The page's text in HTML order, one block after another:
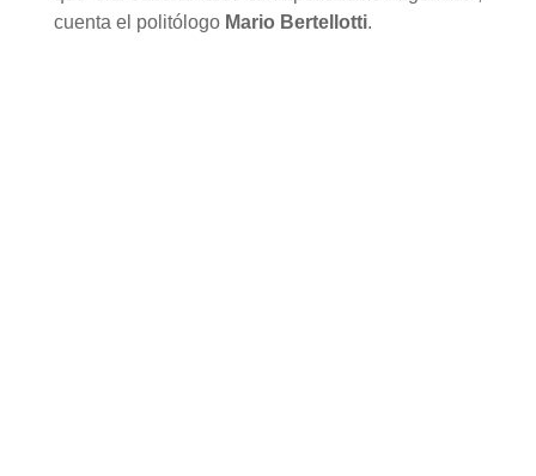
cuenta el politólogo Mario Bertellotti.